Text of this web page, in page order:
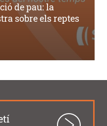
de pau: la
sobre els reptes